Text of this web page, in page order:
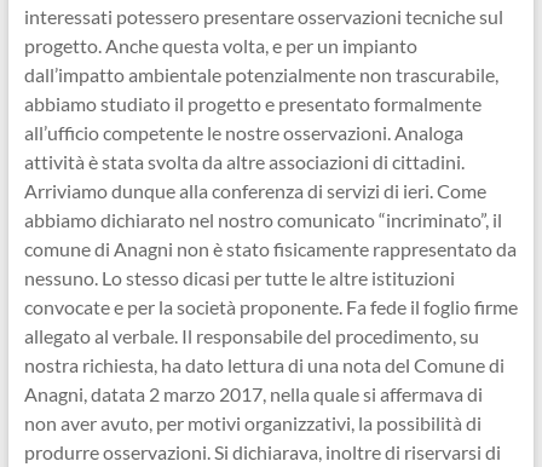
interessati potessero presentare osservazioni tecniche sul
progetto. Anche questa volta, e per un impianto
dall’impatto ambientale potenzialmente non trascurabile,
abbiamo studiato il progetto e presentato formalmente
all’ufficio competente le nostre osservazioni. Analoga
attività è stata svolta da altre associazioni di cittadini.
Arriviamo dunque alla conferenza di servizi di ieri. Come
abbiamo dichiarato nel nostro comunicato “incriminato”, il
comune di Anagni non è stato fisicamente rappresentato da
nessuno. Lo stesso dicasi per tutte le altre istituzioni
convocate e per la società proponente. Fa fede il foglio firme
allegato al verbale. Il responsabile del procedimento, su
nostra richiesta, ha dato lettura di una nota del Comune di
Anagni, datata 2 marzo 2017, nella quale si affermava di
non aver avuto, per motivi organizzativi, la possibilità di
produrre osservazioni. Si dichiarava, inoltre di riservarsi di